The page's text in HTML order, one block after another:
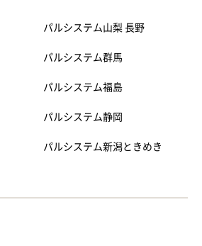
パルシステム山梨 長野
パルシステム群馬
パルシステム福島
パルシステム静岡
パルシステム新潟ときめき